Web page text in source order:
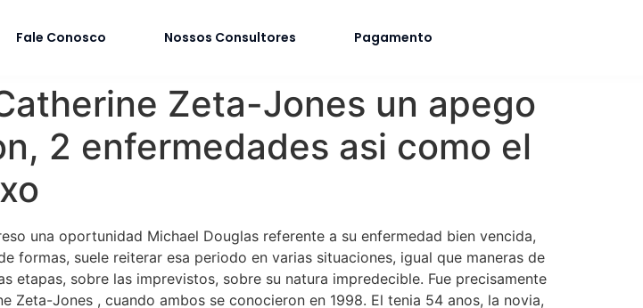
Fale Conosco Nossos Consultores Pagamento
Zeta-Jones un apego
2 enfermedades asi como el
una oportunidad Michael Douglas referente a su enfermedad bien vencida,
formas, suele reiterar esa periodo en varias situaciones, igual que maneras de
sobre las imprevistos, sobre su natura impredecible. Fue precisamente
Zeta-Jones , cuando ambos se conocieron en 1998. El tenia 54 anos, la novia,